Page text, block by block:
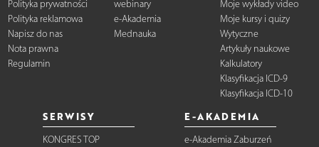
Polityka prywatności
Polityka reklamowa
Napisz do nas
Nota prawna
Regulamin
webinary
e-Akademia
Mednauka
Moje wykłady video
Moje kursy i quizy
Wytyczne
Artykuły naukowe
Kalkulatory
Klasyfikacja ICD-9
Klasyfikacja ICD-10
SERWISY
KONGRES TOP
E-AKADEMIA
e-Akademia Zaburzeń